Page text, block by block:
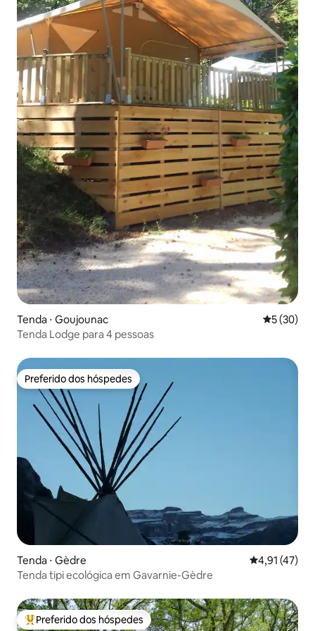
Tenda ⋅ Goujounac 5 de uma
5 (30)
Tenda Lodge para 4 pessoas
Preferido dos hóspedes
Preferido dos hóspedes
Tenda ⋅ Gèdre 4,91 de uma
4,91 (47)
Tenda tipi ecológica em Gavarnie-Gèdre
Entre os melhores preferidos dos hóspedes
Preferido dos hóspedes